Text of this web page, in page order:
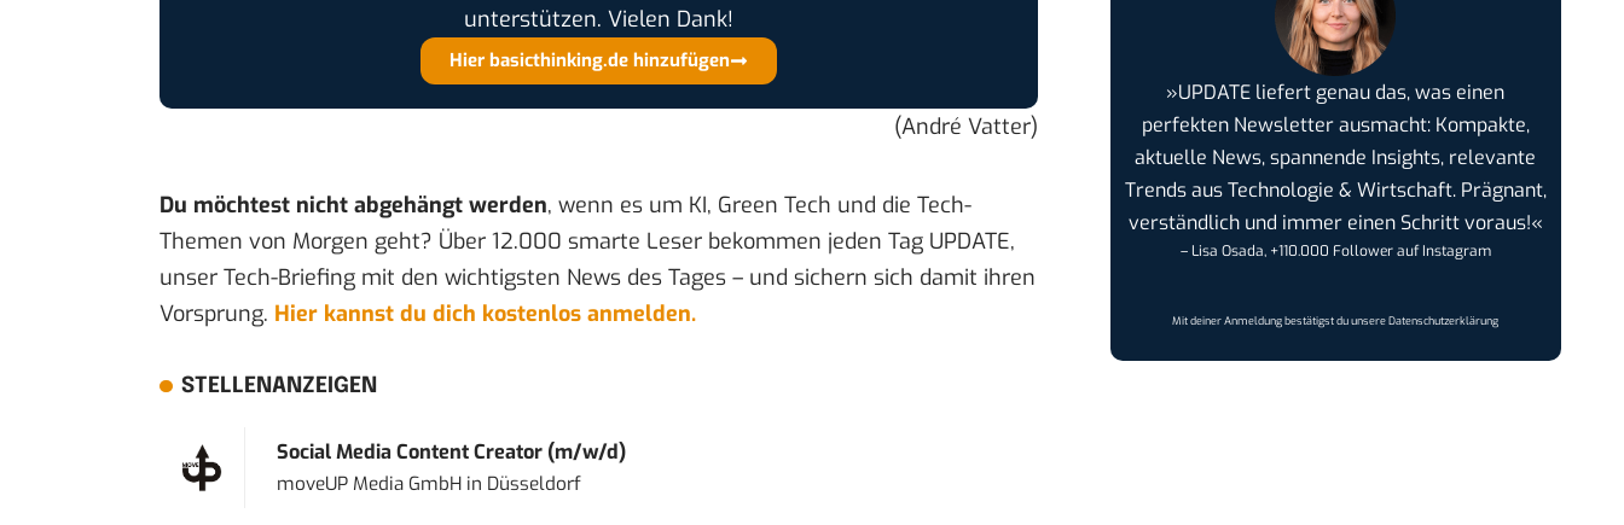
unterstützen. Vielen Dank!
Hier basicthinking.de hinzufügen
(André Vatter)
Du möchtest nicht abgehängt werden, wenn es um KI, Green Tech und die Tech-
Themen von Morgen geht? Über 12.000 smarte Leser bekommen jeden Tag UPDATE,
unser Tech-Briefing mit den wichtigsten News des Tages – und sichern sich damit ihren
Vorsprung. Hier kannst du dich kostenlos anmelden.
STELLENANZEIGEN
Social Media Content Creator (m/w/d)
moveUP Media GmbHin Düsseldorf
»UPDATE liefert genau das, was einen
perfekten Newsletter ausmacht: Kompakte,
aktuelle News, spannende Insights, relevante
Trends aus Technologie & Wirtschaft. Prägnant,
verständlich und immer einen Schritt voraus!«
– Lisa Osada, +110.000 Follower auf Instagram
Mit deiner Anmeldung bestätigst du unsereDatenschutzerklärung